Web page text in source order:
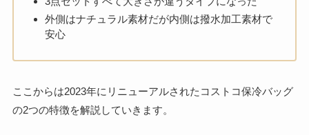
外側はナチュラル素材だが内側は撥水加工素材で
安心
ここからは2023年にリニューアルされたコストコ保冷バッグ
の2つの特徴を解説していきます。